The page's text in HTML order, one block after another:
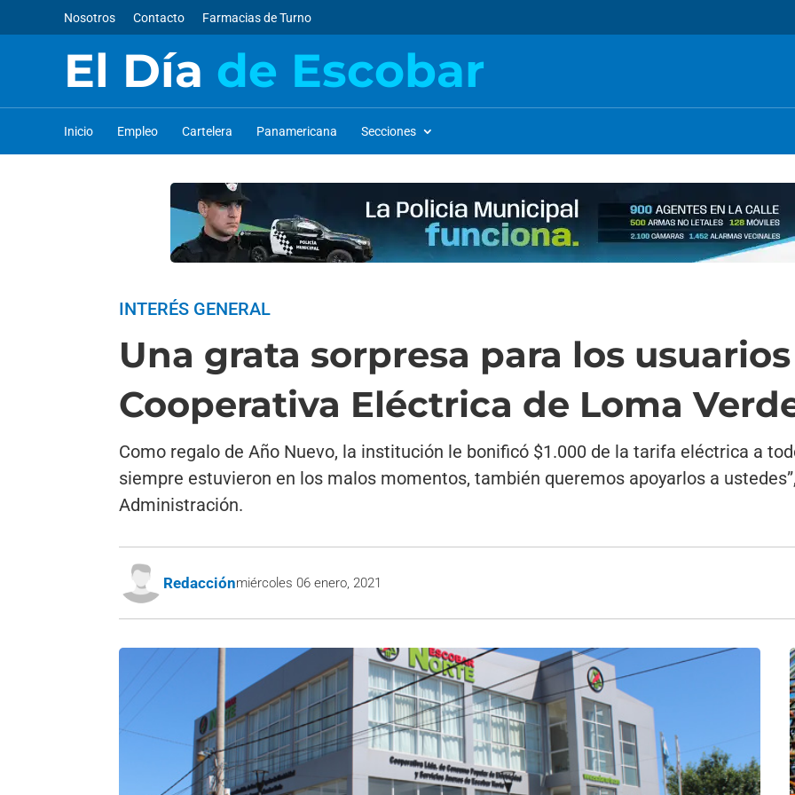
Nosotros Contacto Farmacias de Turno
El Día de Escobar
Inicio Empleo Cartelera Panamericana Secciones
INTERÉS GENERAL
Una grata sorpresa para los
Cooperativa Eléctrica de Loma
Como regalo de Año Nuevo, la institución le bonificó $1.000 de la tarifa eléctrica a
siempre estuvieron en los malos momentos, también queremos apoyarlos a
Administración.
Redacciónmiércoles 06 enero, 2021